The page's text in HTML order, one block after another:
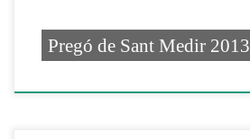
Pregó de Sant Medir 2013